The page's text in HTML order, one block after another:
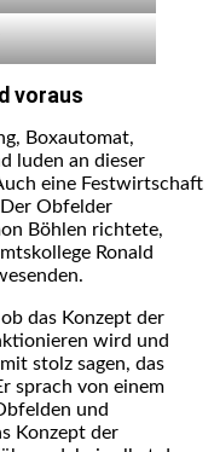
voraus
Boxautomat,
luden an dieser
eine Festwirtschaft
Obfelder
Böhlen richtete,
Ronald
das Konzept der
wird und
stolz sagen, das
sprach von einem
und
Konzept der